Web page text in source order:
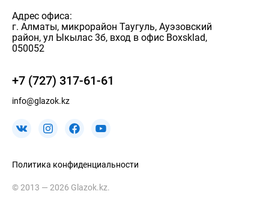
Адрес офиса:
г. Алматы, микрорайон Таугуль, Ауэзовский
район, ул Ыкылас 3б, вход в офис Boxsklad,
050052
+7 (727) 317-61-61
info@glazok.kz
© 2013 — 2026 Glazok.kz.
Политика конфиденциальности